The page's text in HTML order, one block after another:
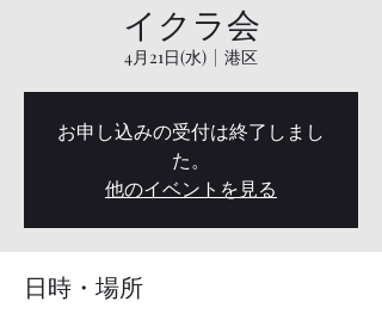
イクラ会
4月21日(水)
  |
港区
お申し込みの受付は終了しまし
た。
他のイベントを見る
日時・場所